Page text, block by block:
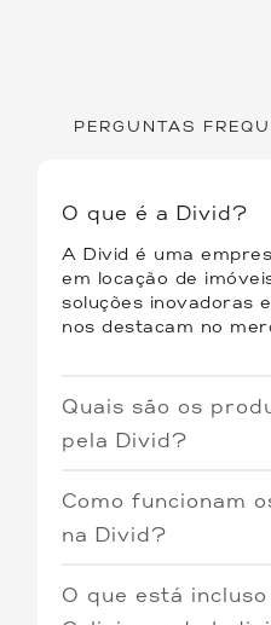
PERGUNTAS
O que é a Divid?
A Divid é uma
em locação de
soluções inovadoras
nos destacam no
Quais são os
pela Divid?
Coliving
experiência
Como funcionam
na Divid?
com o sistema de
O que está